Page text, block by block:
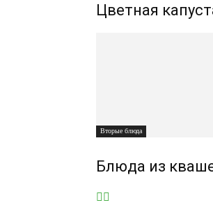
Цветная
Вторые блюда
Блюда из